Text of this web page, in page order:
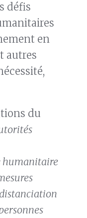
défis
en
autres
du
humanitaire